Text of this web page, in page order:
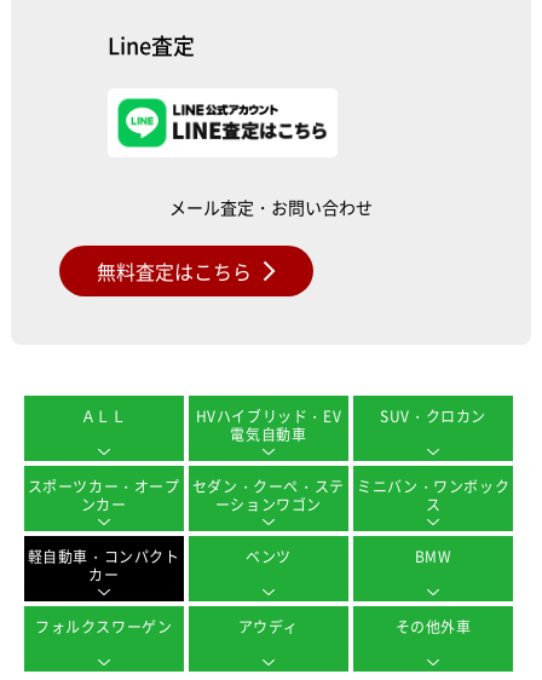
Line査定
メール査定・お問い合わせ
無料査定はこちら
ＡＬＬ
HVハイブリッド・EV
電気自動車
SUV・クロカン
スポーツカー・オープ
ンカー
セダン・クーペ・ステ
ーションワゴン
ミニバン・ワンボック
ス
軽自動車・コンパクト
カー
ベンツ BMW
フォルクスワーゲン アウディ その他外車